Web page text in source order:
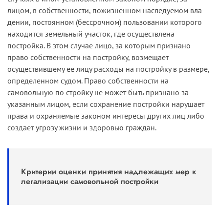
лицом, в собственности, пожизненном наследуемом вла­
дении, постоянном (бессрочном) пользовании которого
находится земельный участок, где осуществлена
постройка. В этом случае лицо, за которым признано
право собственности на постройку, воз­мещает
осуществившему ее лицу расходы на постройку в размере,
определенном судом. Право собственности на
самовольную по­ стройку не может быть признано за
указанным лицом, если сохра­нение постройки нарушает
права и охраняемые законом интересы других лиц либо
создает угрозу жизни и здоровью граждан.
Критерии оценки принятия надлежащих мер к
легализации самовольной постройки